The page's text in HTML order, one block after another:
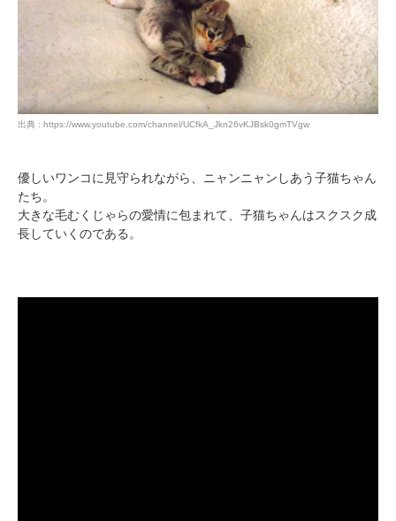
出典 : https://www.youtube.com/channel/UCfkA_Jkn26vKJBsk0gmTVgw
優しいワンコに見守られながら、ニャンニャンしあう子猫ちゃん
たち。
大きな毛むくじゃらの愛情に包まれて、子猫ちゃんはスクスク成
長していくのである。